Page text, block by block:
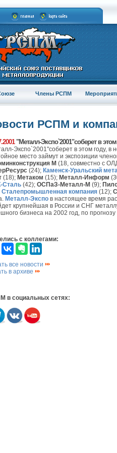
Члены РСПМ
РСПМ и
"Металл-Экспо`2001"соберет в
Экспо`2001"соберет в этом году, в
место займут и экспозиции
М (18, совместно с
(24); Каменск-Уральский
(18); Метаком (15); Металл-Информ
Сталь (42); ОСПаЗ-Металл-М (9);
Сталепромышленная компания (12);
Металл-Экспо в настоящее время
крупнейшая в России и СНГ
бизнеса на 2002 год, по
с коллегами:
все новости
в архиве
в социальных сетях: